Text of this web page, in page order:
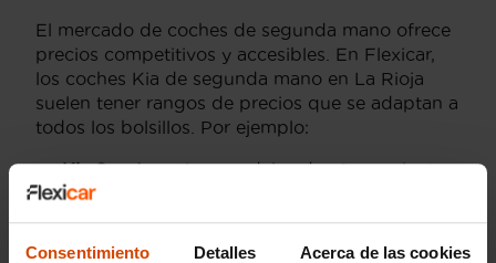
Consentimiento Detalles Acerca de las cookies
El mercado de coches de segunda mano ofrece
precios competitivos y accesibles. En Flexicar,
los coches Kia de segunda mano en La Rioja
suelen tener rangos de precios que se adaptan a
todos los bolsillos. Por ejemplo:
Kia Sportage:Los modelos de años recientes
varían entre 15,000 € y 25,000 €,